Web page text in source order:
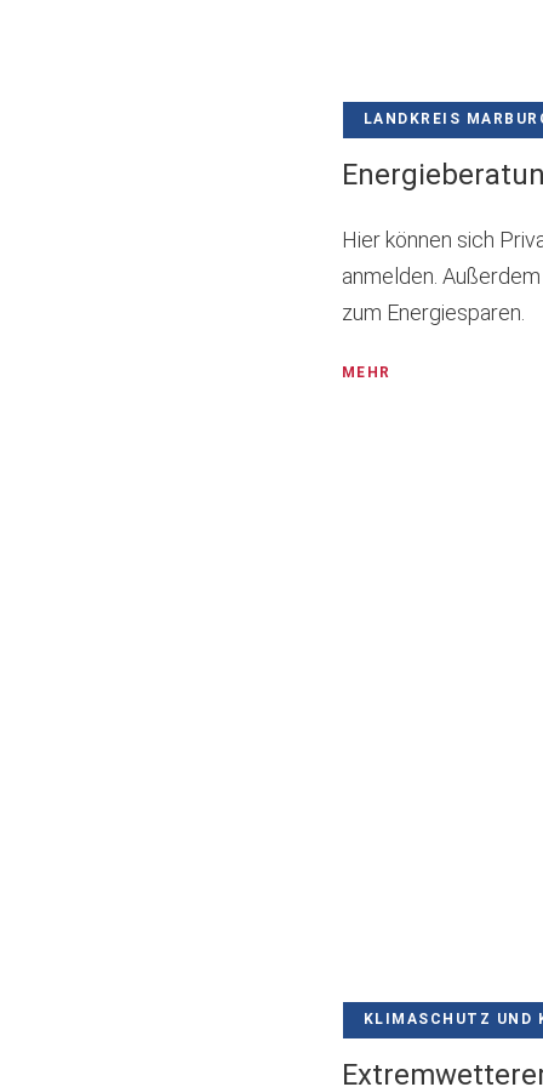
LANDKREIS
Hier können sich
anmelden.
zum Energiesparen.
MEHR
KLIMASCHUTZ UND